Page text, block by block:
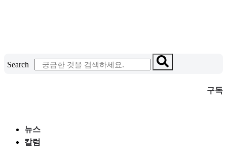
건
Search
구독
뉴스
칼럼